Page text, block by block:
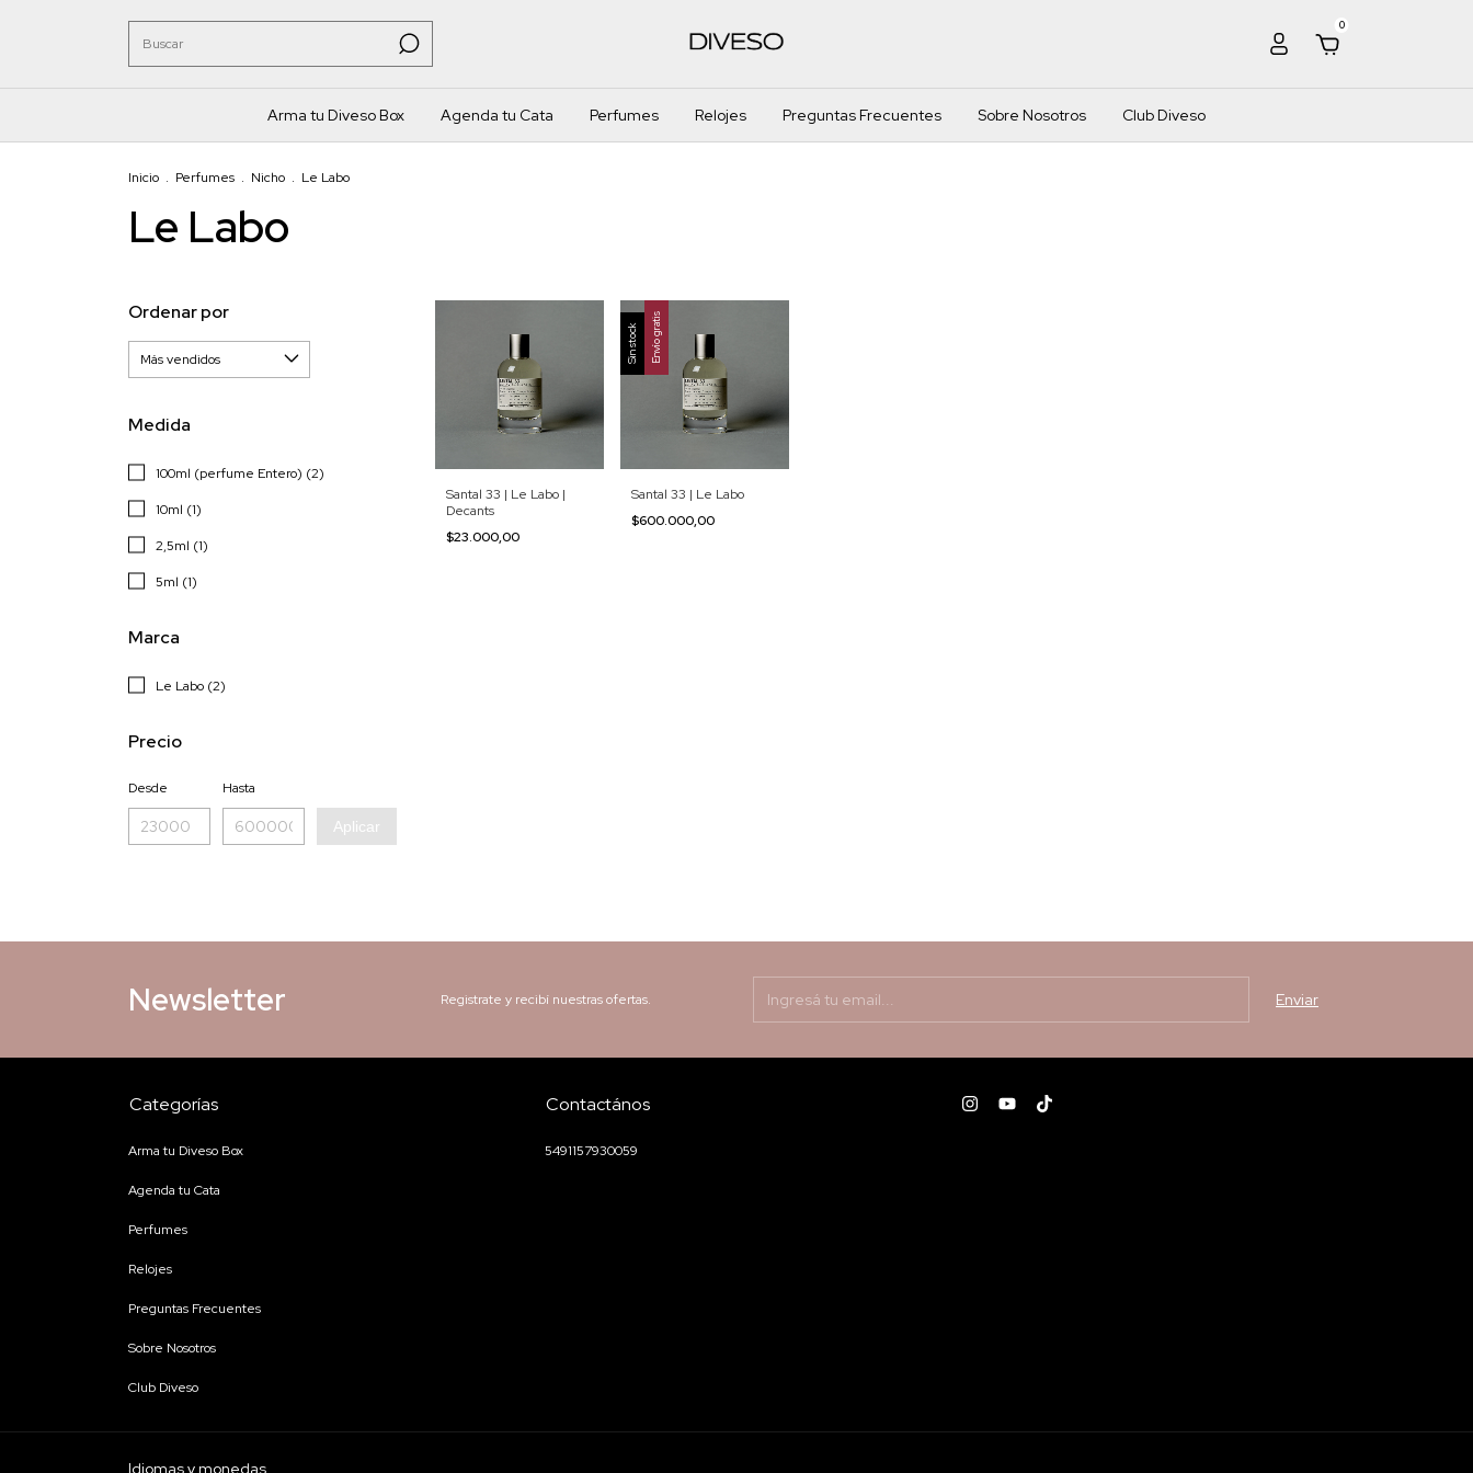
0
Arma tu Diveso Box Agenda tu Cata Perfumes Relojes Preguntas Frecuentes Sobre Nosotros Club Diveso
Inicio . Perfumes . Nicho . Le Labo
Le Labo
Ordenar por
Medida
100ml (perfume Entero) (2)
10ml (1)
2,5ml (1)
5ml (1)
Marca
Le Labo (2)
Precio
Desde Hasta
Aplicar
Santal 33 | Le Labo |
Decants
$23.000,00
Sin stock Envío gratis
Santal 33 | Le Labo
$600.000,00
Newsletter Registrate y recibí nuestras ofertas.
Categorías
Arma tu Diveso Box
Agenda tu Cata
Perfumes
Relojes
Preguntas Frecuentes
Sobre Nosotros
Club Diveso
Contactános
5491157930059
Idiomas y monedas